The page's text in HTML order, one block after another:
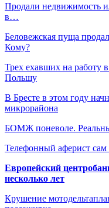
Продали недвижимость
в…
Беловежская пуща
Кому?
Трех ехавших на работу
Польшу
В Бресте в этом году
микрорайона
БОМЖ поневоле.
Телефонный аферист сам
Европейский
несколько лет
Крушение